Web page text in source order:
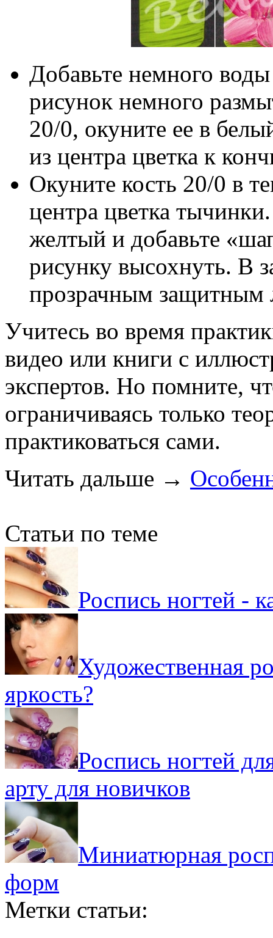
Добавьте немного
рисунок немного
20/0, окуните ее в
из центра цветка к
Окуните кость 20/0 в
центра цветка
желтый и добавьте
рисунку высохнуть. В
прозрачным защитным
Учитесь во время
видео или книги с
экспертов. Но помните,
ограничиваясь только
практиковаться сами.
Читать дальше →
Статьи по теме
Роспись ногтей -
Художественная
яркость?
Роспись ногтей
арту для новичков
Миниатюрная
форм
Метки статьи: